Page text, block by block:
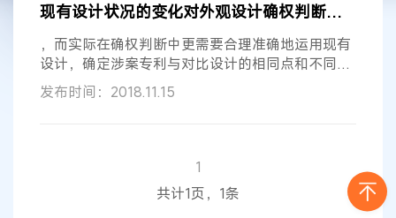
现有设计状况的变化对外观设计确权判断的
，而实际在确权判断中更需要合理准确地运用现有
设计，确定涉案专利与对比设计的相同点和不同点
对整体视觉效果影响所占的
状况不是一成不变的 专利法第23条第4款规定：现
请日（有优先权的指优先权日）作为时间界限进行
划分的一个动态的范围，由此体现的现有设计状况
亦会呈现一种动态变化的情况。 案例1中
发布时间：2018.11.15
1
共计1页，1条